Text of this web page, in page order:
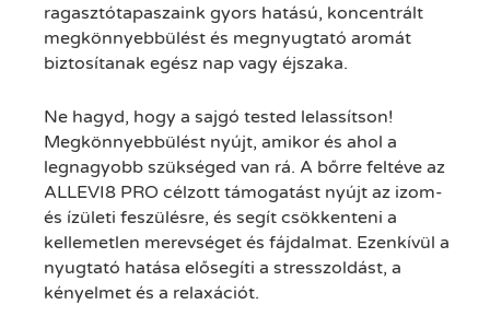
ragasztótapaszaink gyors hatású, koncentrált
megkönnyebbülést és megnyugtató aromát
biztosítanak egész nap vagy éjszaka.
Ne hagyd, hogy a sajgó tested lelassítson!
Megkönnyebbülést nyújt, amikor és ahol a
legnagyobb szükséged van rá. A bőrre feltéve az
ALLEVI8 PRO célzott támogatást nyújt az izom-
és ízületi feszülésre, és segít csökkenteni a
kellemetlen merevséget és fájdalmat. Ezenkívül a
nyugtató hatása elősegíti a stresszoldást, a
kényelmet és a relaxációt.